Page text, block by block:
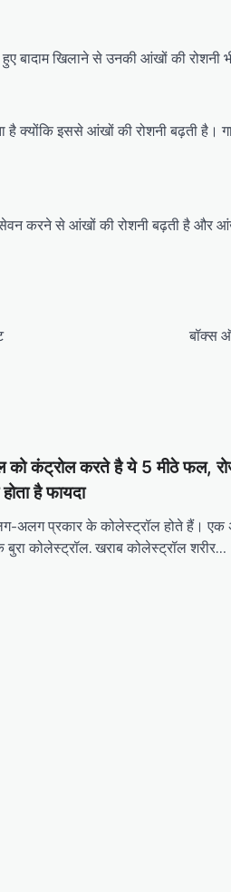
बादाम खिलाने से उनकी आंखों की रोशनी
इससे आंखों की रोशनी बढ़ती है।
करने से आंखों की रोशनी बढ़ती है और
बॉक्स
को कंट्रोल करते है ये 5 मीठे फल,
है फायदा
अलग प्रकार के कोलेस्ट्रॉल होते हैं। एक
कोलेस्ट्रॉल. खराब कोलेस्ट्रॉल शरीर…